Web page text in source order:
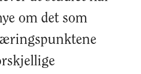
om det som